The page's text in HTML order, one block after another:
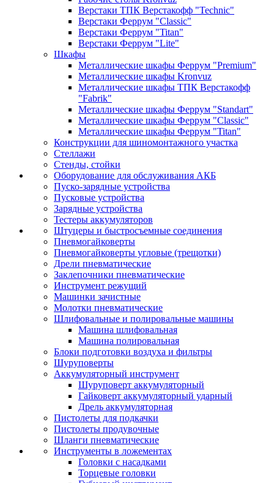
Верстаки ТПК Верстакофф "Technic"
Верстаки Феррум "Classic"
Верстаки Феррум "Titan"
Верстаки Феррум "Lite"
Шкафы
Металлические шкафы Феррум "Premium"
Металлические шкафы Kronvuz
Металлические шкафы ТПК Верстакофф
"Fabrik"
Металлические шкафы Феррум "Standart"
Металлические шкафы Феррум "Classic"
Металлические шкафы Феррум "Titan"
Конструкции для шиномонтажного участка
Стеллажи
Стенды, стойки
Оборудование для обслуживания АКБ
Пуско-зарядные устройства
Пусковые устройства
Зарядные устройства
Тестеры аккумуляторов
Штуцеры и быстросъемные соединения
Пневмогайковерты
Пневмогайковерты угловые (трещотки)
Дрели пневматические
Заклепочники пневматические
Инструмент режущий
Машинки зачистные
Молотки пневматические
Шлифовальные и полировальные машины
Машина шлифовальная
Машина полировальная
Блоки подготовки воздуха и фильтры
Шуруповерты
Аккумуляторный инструмент
Шуруповерт аккумуляторный
Гайковерт аккумуляторный ударный
Дрель аккумуляторная
Пистолеты для подкачки
Пистолеты продувочные
Шланги пневматические
Инструменты в ложементах
Головки с насадками
Торцевые головки